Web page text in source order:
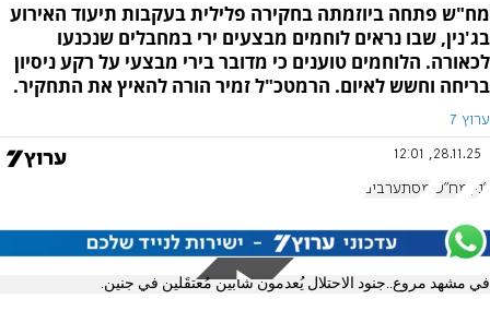
מח"ש פתחה ביוזמתה בחקירה פלילית בעקבות תיעוד האירוע
בג'נין, שבו נראים לוחמים מבצעים ירי במחבלים שנכנעו
לכאורה. הלוחמים טוענים כי מדובר בירי מבצעי על רקע ניסיון
בריחה וחשש לאיום. הרמטכ"ל זמיר הורה להאיץ את התחקיר.
ערוץ 7
28.11.25, 12:01
ג'נין מח"ש מסתערבים
في مشهد مروع..جنود الاحتلال يُعدمون شابين مُعتقَلين في جنين.